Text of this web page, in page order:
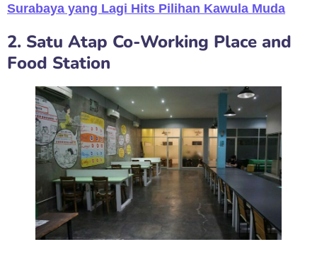
Surabaya yang Lagi Hits Pilihan Kawula Muda
2. Satu Atap Co-Working Place and
Food Station